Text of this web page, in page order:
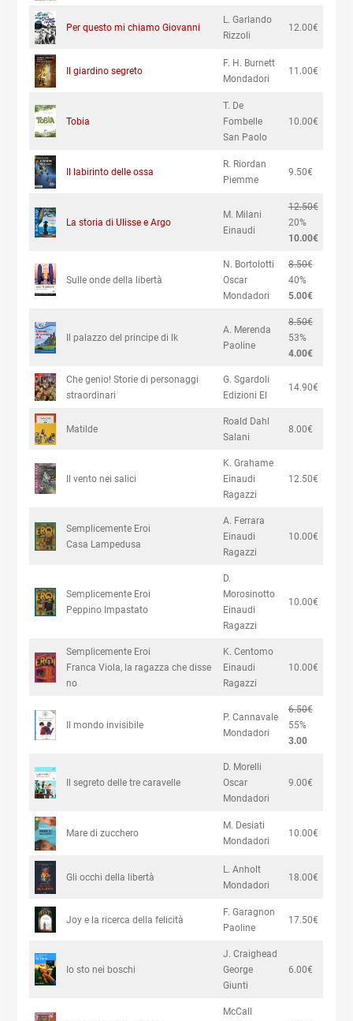
Per questo mi chiamo Giovanni
L. Garlando
Rizzoli
12.00€
Il giardino segreto
F. H. Burnett
Mondadori
11.00€
Tobia
T. De
Fombelle
San Paolo
10.00€
Il labirinto delle ossa
R. Riordan
Piemme
9.50€
La storia di Ulisse e Argo
M. Milani
Einaudi
12.50€
20%
10.00€
Sulle onde della libertà
N. Bortolotti
Oscar
Mondadori
8.50€
40%
5.00€
Il palazzo del principe di lk
A. Merenda
Paoline
8.50€
53%
4.00€
Che genio! Storie di personaggi
straordinari
G. Sgardoli
Edizioni El
14.90€
Matilde
Roald Dahl
Salani
8.00€
Il vento nei salici
K. Grahame
Einaudi
Ragazzi
12.50€
Semplicemente Eroi
Casa Lampedusa
A. Ferrara
Einaudi
Ragazzi
10.00€
Semplicemente Eroi
Peppino Impastato
D.
Morosinotto
Einaudi
Ragazzi
10.00€
Semplicemente Eroi
Franca Viola, la ragazza che disse
no
K. Centomo
Einaudi
Ragazzi
10.00€
Il mondo invisibile
P. Cannavale
Mondadori
6.50€
55%
3.00
Il segreto delle tre caravelle
D. Morelli
Oscar
Mondadori
9.00€
Mare di zucchero
M. Desiati
Mondadori
10.00€
Gli occhi della libertà
L. Anholt
Mondadori
18.00€
Joy e la ricerca della felicità
F. Garagnon
Paoline
17.50€
Io sto nei boschi
J. Craighead
George
Giunti
6.00€
McCall